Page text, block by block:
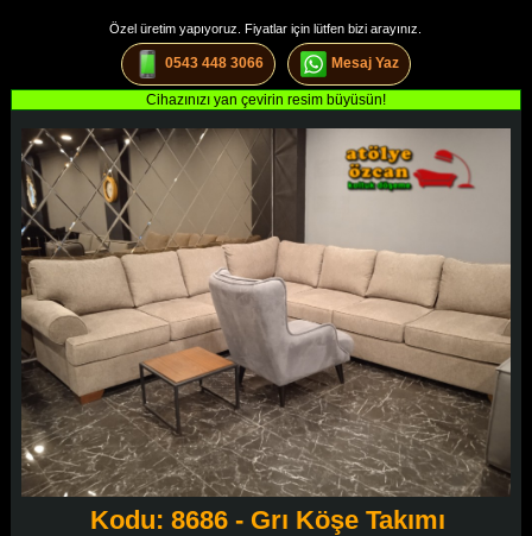
Özel üretim yapıyoruz. Fiyatlar için lütfen bizi arayınız.
0543 448 3066 Mesaj Yaz
Cihazınızı yan çevirin resim büyüsün!
Kodu: 8686 - Grı Köşe Takımı